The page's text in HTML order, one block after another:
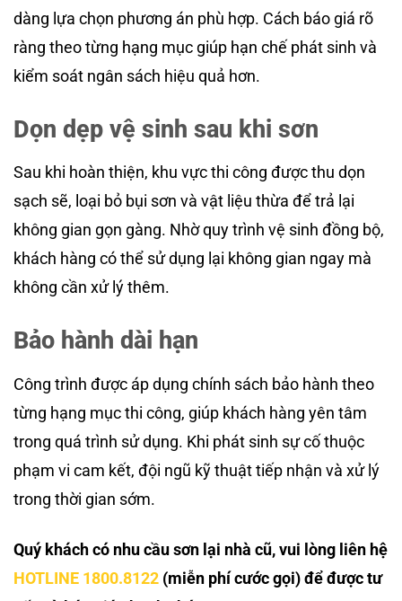
dàng lựa chọn phương án phù hợp. Cách báo giá rõ
ràng theo từng hạng mục giúp hạn chế phát sinh và
kiểm soát ngân sách hiệu quả hơn.
Dọn dẹp vệ sinh sau khi sơn
Sau khi hoàn thiện, khu vực thi công được thu dọn
sạch sẽ, loại bỏ bụi sơn và vật liệu thừa để trả lại
không gian gọn gàng. Nhờ quy trình vệ sinh đồng bộ,
khách hàng có thể sử dụng lại không gian ngay mà
không cần xử lý thêm.
Bảo hành dài hạn
Công trình được áp dụng chính sách bảo hành theo
từng hạng mục thi công, giúp khách hàng yên tâm
trong quá trình sử dụng. Khi phát sinh sự cố thuộc
phạm vi cam kết, đội ngũ kỹ thuật tiếp nhận và xử lý
trong thời gian sớm.
Quý khách có nhu cầu sơn lại nhà cũ, vui lòng liên hệ
HOTLINE 1800.8122 (miễn phí cước gọi) để được tư